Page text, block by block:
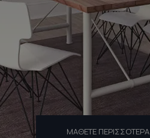
ΜΆΘΕΤΕ ΠΕΡΙΣΣΌΤΕΡΑ